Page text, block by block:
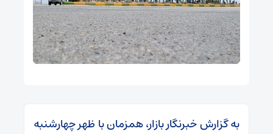
به گزارش خبرنگار بازار، همزمان با ظهر چهارشنبه